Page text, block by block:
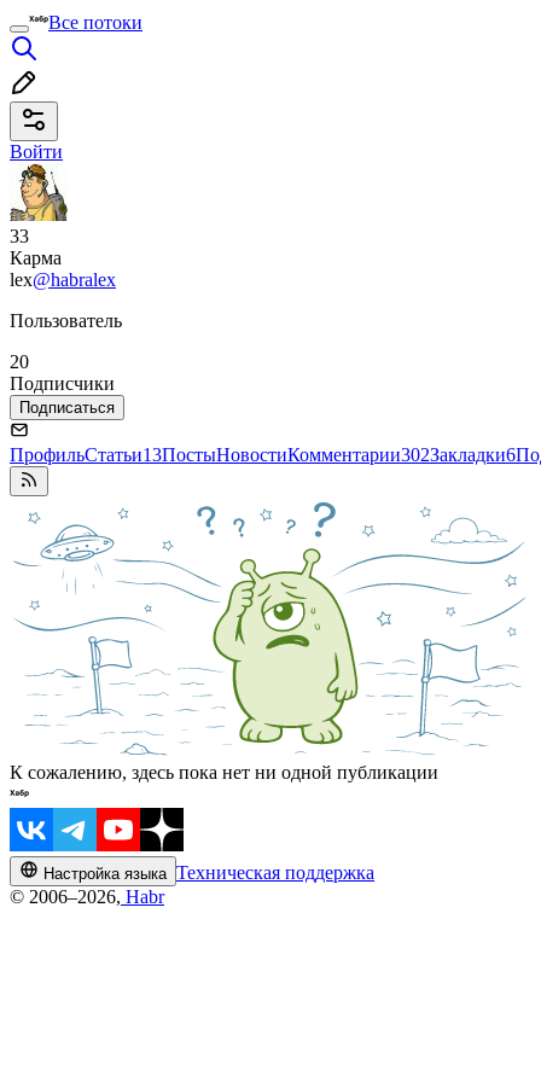
Все потоки
Войти
33
Карма
lex@habralex
Пользователь
20
Подписчики
Подписаться
ПрофильСтатьи13ПостыНовостиКомментарии302Закладки6
К сожалению, здесь пока нет ни одной публикации
Настройка языка Техническая поддержка
© 2006–2026, Habr